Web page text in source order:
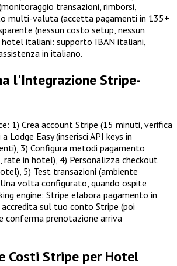
transazioni, rimborsi,
multi-valuta (accetta pagamenti in 135+
(nessun costo setup, nessun
hotel italiani: supporto IBAN italiani,
in italiano.
l'Integrazione Stripe-
1) Crea account Stripe (15 minuti, verifica
Lodge Easy (inserisci API keys in
3) Configura metodi pagamento
in hotel), 4) Personalizza checkout
5) Test transazioni (ambiente
Una volta configurato, quando ospite
engine: Stripe elabora pagamento in
sul tuo conto Stripe (poi
conferma prenotazione arriva
Costi Stripe per Hotel